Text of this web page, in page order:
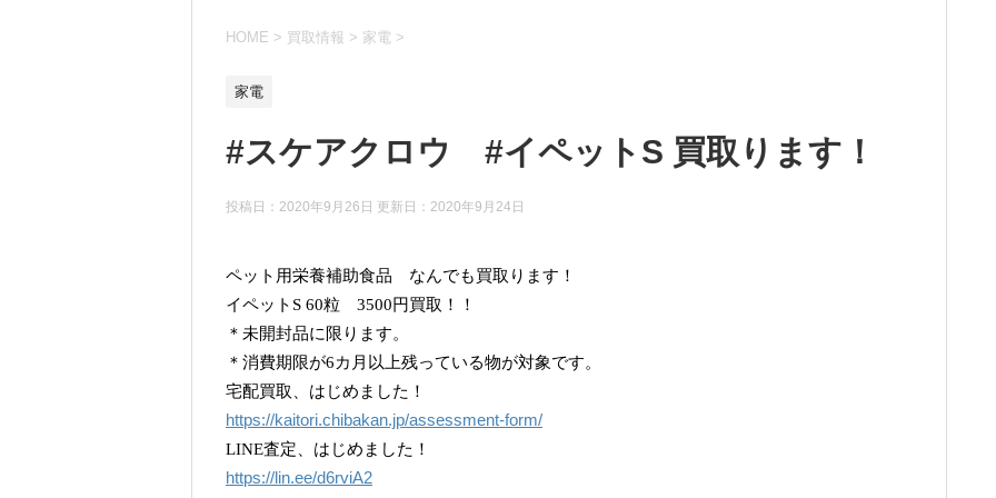
HOME > 買取情報 > 家電 >
家電
#スケアクロウ #イペットS 買取ります！
投稿日：2020年9月26日 更新日： 2020年9月24日
ペット用栄養補助食品 なんでも買取ります！
イペットS 60粒 3500円買取！！
＊未開封品に限ります。
＊消費期限が6カ月以上残っている物が対象です。
宅配買取、はじめました！
https://kaitori.chibakan.jp/assessment-form/
LINE査定、はじめました！
https://lin.ee/d6rviA2